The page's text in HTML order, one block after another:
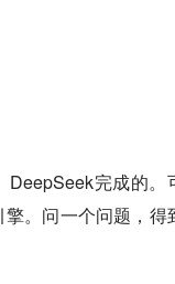
完成的。
。问一个问题，得